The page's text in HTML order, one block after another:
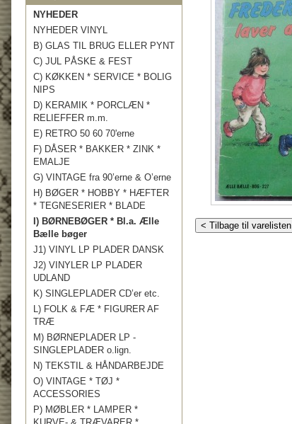
NYHEDER
NYHEDER VINYL
B) GLAS TIL BRUG ELLER PYNT
C) JUL PÅSKE & FEST
C) KØKKEN * SERVICE * BOLIG
NIPS
D) KERAMIK * PORCLÆN *
RELIEFFER m.m.
E) RETRO 50 60 70'erne
F) DÅSER * BAKKER * ZINK *
EMALJE
G) VINTAGE fra 90’erne & O’erne
H) BØGER * HOBBY * HÆFTER
* TEGNESERIER * BLADE
I) BØRNEBØGER * Bl.a. Ælle
Bælle bøger
J1) VINYL LP PLADER DANSK
J2) VINYLER LP PLADER
UDLAND
K) SINGLEPLADER CD’er etc.
L) FOLK & FÆ * FIGURER AF
TRÆ
M) BØRNEPLADER LP -
SINGLEPLADER o.lign.
N) TEKSTIL & HÅNDARBEJDE
O) VINTAGE * TØJ *
ACCESSORIES
P) MØBLER * LAMPER *
< Tilbage til varelisten